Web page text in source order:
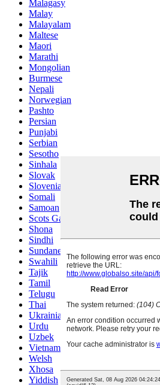
Malagasy
Malay
Malayalam
Maltese
Maori
Marathi
Mongolian
Burmese
Nepali
Norwegian
Pashto
Persian
Punjabi
Serbian
Sesotho
Sinhala
Slovak
Slovenian
Somali
Samoan
Scots Gaelic
Shona
Sindhi
Sundanese
Swahili
Tajik
Tamil
Telugu
Thai
Ukrainian
Urdu
Uzbek
Vietnamese
Welsh
Xhosa
Yiddish